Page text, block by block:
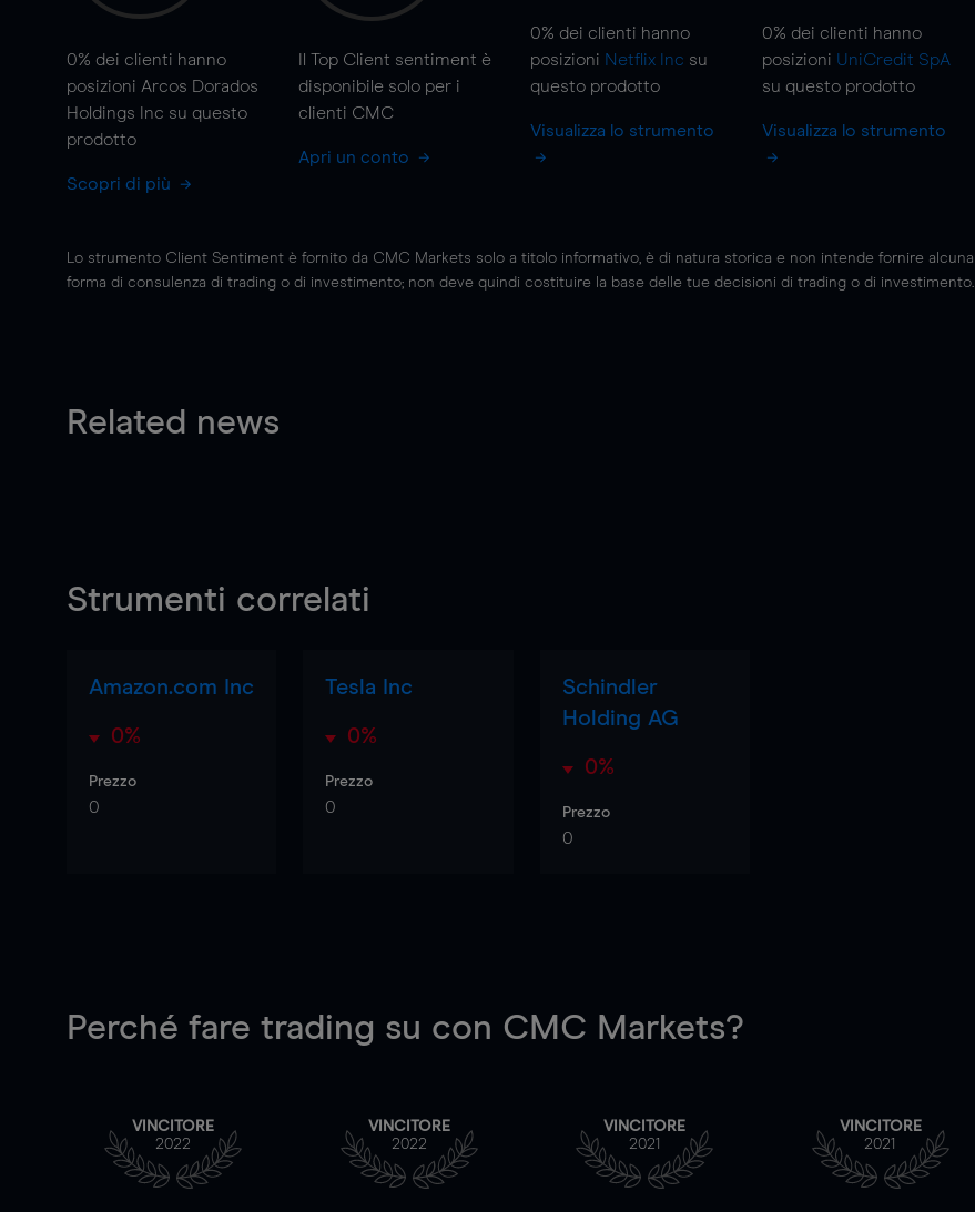
0% dei clienti hanno
posizioni Arcos Dorados
Holdings Inc su questo
prodotto
Scopri di più
Il Top Client sentiment è
disponibile solo per i
clienti CMC
Apri un conto
0% dei clienti hanno
posizioni Netflix Inc su
questo prodotto
Visualizza lo strumento
0% dei clienti hanno
posizioni UniCredit SpA
su questo prodotto
Visualizza lo strumento
Lo strumento Client Sentiment è fornito da CMC Markets solo a titolo informativo, è di natura storica e non intende fornire alcuna
forma di consulenza di trading o di investimento; non deve quindi costituire la base delle tue decisioni di trading o di investimento.
Related news
Strumenti correlati
Amazon.com Inc
0%
Prezzo
0
Tesla Inc
0%
Prezzo
0
Schindler
Holding AG
0%
Prezzo
0
Perché fare trading su con CMC Markets?
VINCITORE
2022
VINCITORE
2022
VINCITORE
2021
VINCITORE
2021